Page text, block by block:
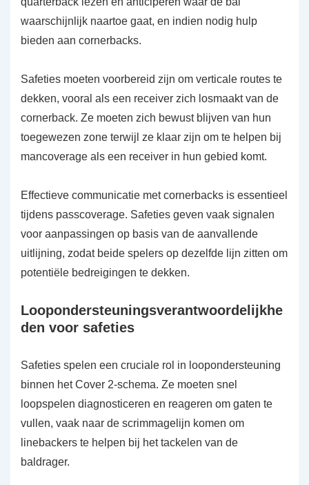
waarschijnlijk naartoe gaat, en indien nodig hulp
bieden aan cornerbacks.
Safeties moeten voorbereid zijn om verticale routes te
dekken, vooral als een receiver zich losmaakt van de
cornerback. Ze moeten zich bewust blijven van hun
toegewezen zone terwijl ze klaar zijn om te helpen bij
mancoverage als een receiver in hun gebied komt.
Effectieve communicatie met cornerbacks is essentieel
tijdens passcoverage. Safeties geven vaak signalen
voor aanpassingen op basis van de aanvallende
uitlijning, zodat beide spelers op dezelfde lijn zitten om
potentiële bedreigingen te dekken.
Loopondersteuningsverantwoordelijkhe
den voor safeties
Safeties spelen een cruciale rol in loopondersteuning
binnen het Cover 2-schema. Ze moeten snel
loopspelen diagnosticeren en reageren om gaten te
vullen, vaak naar de scrimmagelijn komen om
linebackers te helpen bij het tackelen van de
baldrager.